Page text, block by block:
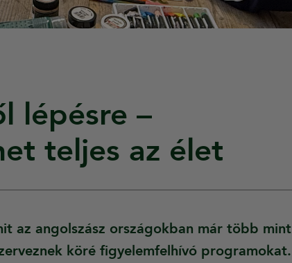
lépésre –
teljes az élet
az angolszász országokban már több mint
köré figyelemfelhívó programokat.